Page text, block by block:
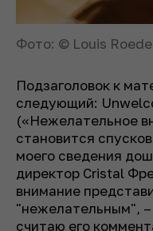
Фото: © Louis
Подзаголовок к
следующий:
(«Нежелательное
становится
моего сведения
директор Cristal
внимание
"нежелательным", –
считаю его